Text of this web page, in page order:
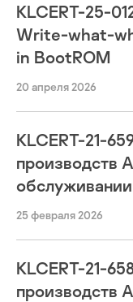
KLCERT-25-
Write-what-
in BootROM
20 апреля 2026
KLCERT-21-
производств
обслуживании
25 февраля 2026
KLCERT-21-
производств